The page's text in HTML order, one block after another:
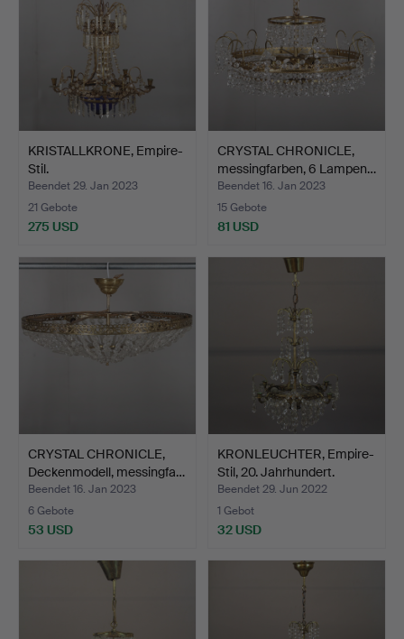
KRISTALLKRONE, Empire-
Stil.
Beendet 29. Jan 2023
21 Gebote
275 USD
CRYSTAL CHRONICLE,
messingfarben, 6 Lampen…
Beendet 16. Jan 2023
15 Gebote
81 USD
CRYSTAL CHRONICLE,
Deckenmodell, messingfa…
Beendet 16. Jan 2023
6 Gebote
53 USD
KRONLEUCHTER, Empire-
Stil, 20. Jahrhundert.
Beendet 29. Jun 2022
1 Gebot
32 USD